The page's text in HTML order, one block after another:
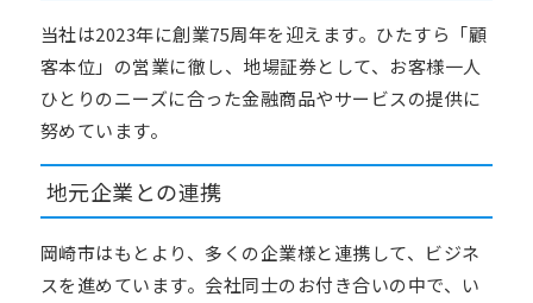
当社は2023年に創業75周年を迎えます。ひたすら「顧
客本位」の営業に徹し、地場証券として、お客様一人
ひとりのニーズに合った金融商品やサービスの提供に
努めています。
地元企業との連携
岡崎市はもとより、多くの企業様と連携して、ビジネ
スを進めています。会社同士のお付き合いの中で、い